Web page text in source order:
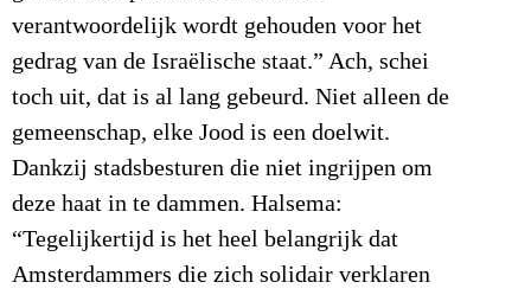
verantwoordelijk wordt gehouden voor het
gedrag van de Israëlische staat.” Ach, schei
toch uit, dat is al lang gebeurd. Niet alleen de
gemeenschap, elke Jood is een doelwit.
Dankzij stadsbesturen die niet ingrijpen om
deze haat in te dammen. Halsema:
“Tegelijkertijd is het heel belangrijk dat
Amsterdammers die zich solidair verklaren